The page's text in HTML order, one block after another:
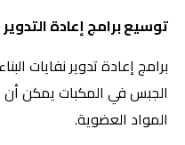
توسيع برامج إعادة التدوير
الجبس في المكبات يمكن أن
المواد العضوية.